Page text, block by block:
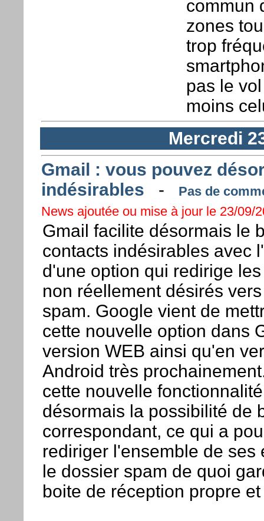
commun
zones
trop
pas le
moins
Mercredi
Gmail : vous pouvez
indésirables -
Pas de
News ajoutée ou mise à jour le 23/09/
Gmail facilite désormais le
contacts indésirables avec
d'une option qui redirige
non réellement désirés
spam. Google vient de
cette nouvelle option dans
version WEB ainsi qu'en
Android très
cette nouvelle
désormais la possibilité de
correspondant, ce qui a
rediriger l'ensemble de ses
le dossier spam de quoi
boite de réception propre